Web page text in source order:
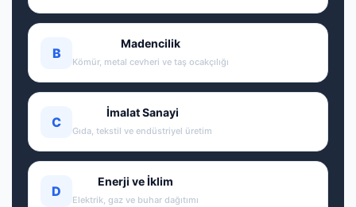
B
Madencilik
Kömür, metal cevheri ve taş ocakçılığı
C
İmalat Sanayi
Gıda, tekstil ve endüstriyel üretim
D
Enerji ve İklim
Elektrik, gaz ve buhar dağıtımı